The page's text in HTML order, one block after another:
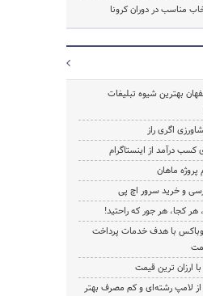
مناسب در دوران کرونا
بهترین شیوه تبلیغات
اگری راز
کسب درآمد از اینستاگرام
ماهان
هر کجا، هر جور که راحتید!
با هدف خدمات پرداخت
ارزان ترین قیمت
لامپ رشته‌ای و کم مصرف بهتر